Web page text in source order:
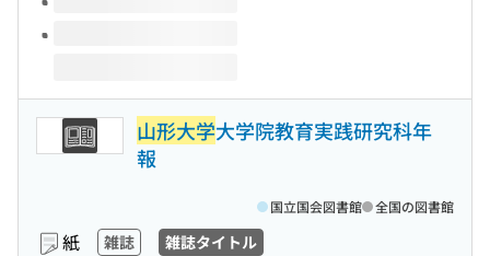
山形大学大学院教育実践研究科年
報
紙 雑誌 雑誌タイトル
国立国会図書館 全国の図書館